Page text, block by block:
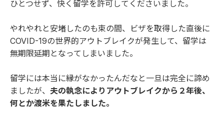
ひとつせず、快く留学を許可してくださいました。
やれやれと安堵したのも束の間、ビザを取得した直後に
COVID-19の世界的アウトブレイクが発生して、留学は
無期限延期となってしまいました。
留学には本当に縁がなかったんだなと一旦は完全に諦め
ましたが、 夫の執念によりアウトブレイクから２年後、
何とか渡米を果たしました。